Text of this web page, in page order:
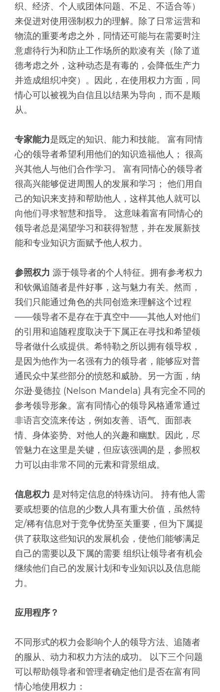
织、经济、个人或团体问题、不足、不适合等）
来促进对使用强制权力的理解。除了日常运营和
物流的重要考虑之外，同情还可能与在需要时注
意虐待行为和防止工作场所的欺凌有关（除了道
德考虑之外，这种动态是有毒的，会降低生产力
并造成组织冲突）。因此，在使用权力方面，同
情心可以被视为自信且以结果为导向，而不是顺
从。
专家能力是既定的知识、能力和技能。 富有同情
心的领导者希望利用他们的知识造福他人； 很高
兴其他人与他们合作学习。 富有同情心的领导者
很高兴能够促进周围人的发展和学习； 他们用自
己的知识来支持和帮助他人，这样其他人就可以
向他们寻求智慧和指导。 这意味着富有同情心的
领导者总是渴望学习和获得智慧，并在发展新技
能和专业知识方面赋予他人权力。
参照权力 源于领导者的个人特征。拥有参考权力
和钦佩追随者是件好事，这与魅力有关。然而，
我们只能通过角色的共同创造来理解这个过程
——领导者不是存在于真空中——其他人对他们
的引用和追随程度取决于下属正在寻找和希望领
导者做什么或提供。希特勒之所以拥有领导权，
是因为他作为一名强有力的领导者，能够应对普
通民众中某些部分的愤怒和威胁。另一方面，纳
尔逊·曼德拉 (Nelson Mandela) 具有完全不同的
参考领导形象。富有同情心的领导风格通常通过
非语言交流来传达，例如友善、语气、面部表
情、身体姿势、对他人的兴趣和幽默。因此，尽
管魅力在这里是关键，但应该强调的是，参照权
力可以由非常不同的元素和背景组成。
信息权力 是对特定信息的特殊访问。 持有他人需
要或想要的信息的少数人具有重大价值，虽然特
定/稀有信息对于竞争优势至关重要，但为下属提
供了获取这些知识的发展机会，使他们能够满足
自己的需要以及下属的需要 组织让领导者有机会
继续他们自己的发展计划和专业知识以及信息能
力。
应用程序？
不同形式的权力会影响个人的领导方法、追随者
的服从、动力和权力方法的成功。 以下三个问题
可以帮助领导者和管理者确定他们是否在富有同
情心地使用权力：